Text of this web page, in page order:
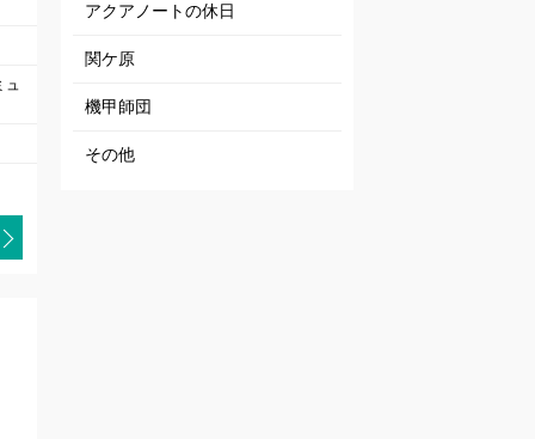
ュ
アクアノートの休日
関ケ原
機甲師団
その他